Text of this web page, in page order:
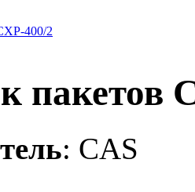
пакетов
: CAS